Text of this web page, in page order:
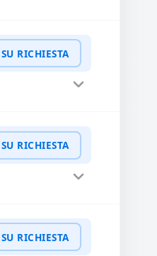
SU RICHIESTA
WhatsApp
SU RICHIESTA
WhatsApp
SU RICHIESTA